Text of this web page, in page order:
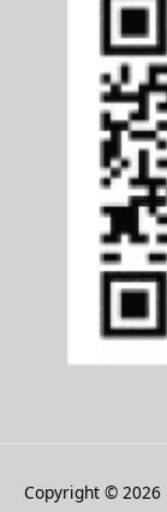
Copyright © 2026